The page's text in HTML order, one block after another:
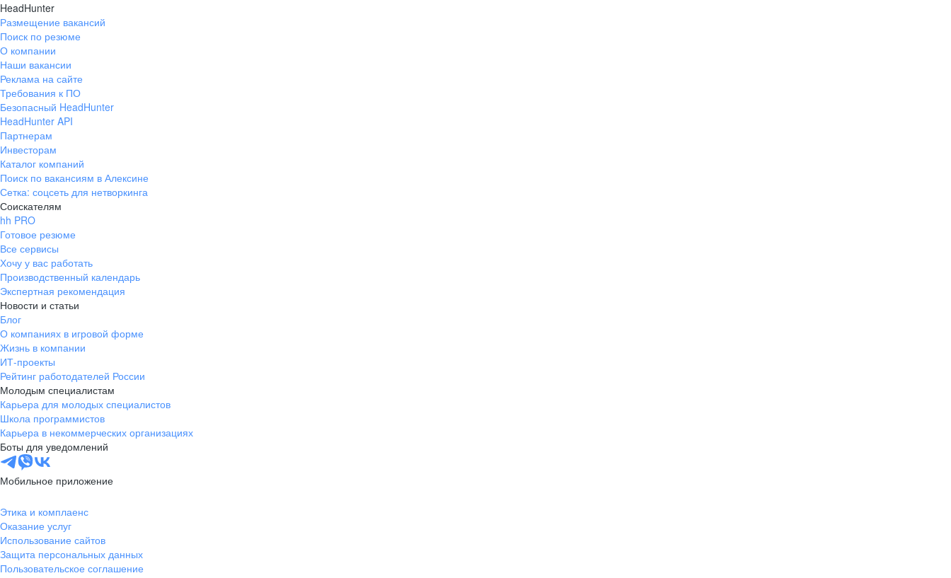
HeadHunter
Размещение вакансий
Поиск по резюме
О компании
Наши вакансии
Реклама на сайте
Требования к ПО
Безопасный HeadHunter
HeadHunter API
Партнерам
Инвесторам
Каталог компаний
Поиск по вакансиям в Алексине
Сетка: соцсеть для нетворкинга
Соискателям
hh PRO
Готовое резюме
Все сервисы
Хочу у вас работать
Производственный календарь
Экспертная рекомендация
Новости и статьи
Блог
О компаниях в игровой форме
Жизнь в компании
ИТ-проекты
Рейтинг работодателей России
Молодым специалистам
Карьера для молодых специалистов
Школа программистов
Карьера в некоммерческих организациях
Боты для уведомлений
Мобильное приложение
Этика и комплаенс
Оказание услуг
Использование сайтов
Защита персональных данных
Пользовательское соглашение